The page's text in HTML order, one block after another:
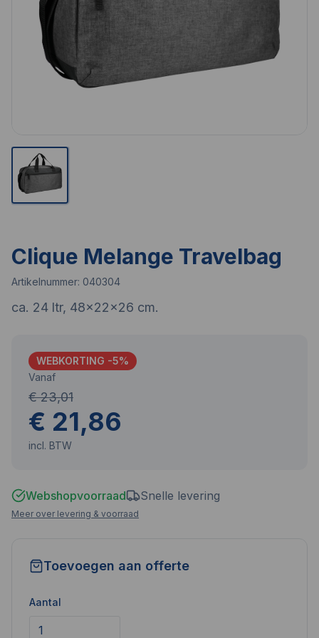
Clique Melange Travelbag
Artikelnummer: 040304
ca. 24 ltr, 48x22x26 cm.
WEBKORTING -5%
Vanaf
€ 23,01
€ 21,86
incl. BTW
Webshopvoorraad Snelle levering
Meer over levering & voorraad
Toevoegen aan offerte
Aantal